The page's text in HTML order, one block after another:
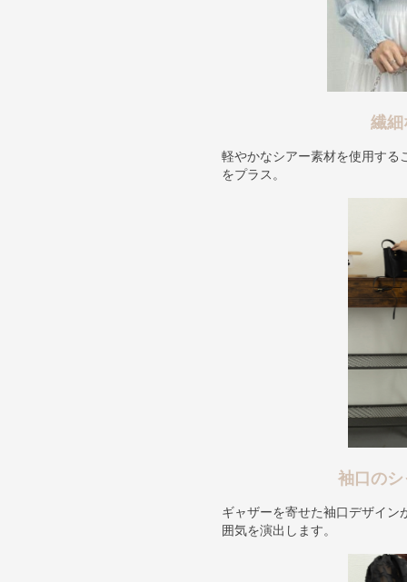
繊細
軽やかなシアー素材を使用する
をプラス。
袖口の
ギャザーを寄せた袖口デザイン
囲気を演出します。